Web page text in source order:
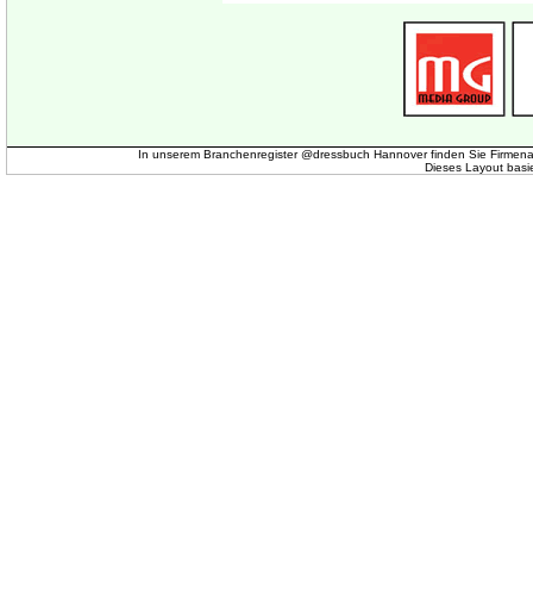
In unserem Branchenregister @dressbuch Hannover finden Sie
Dieses Layout